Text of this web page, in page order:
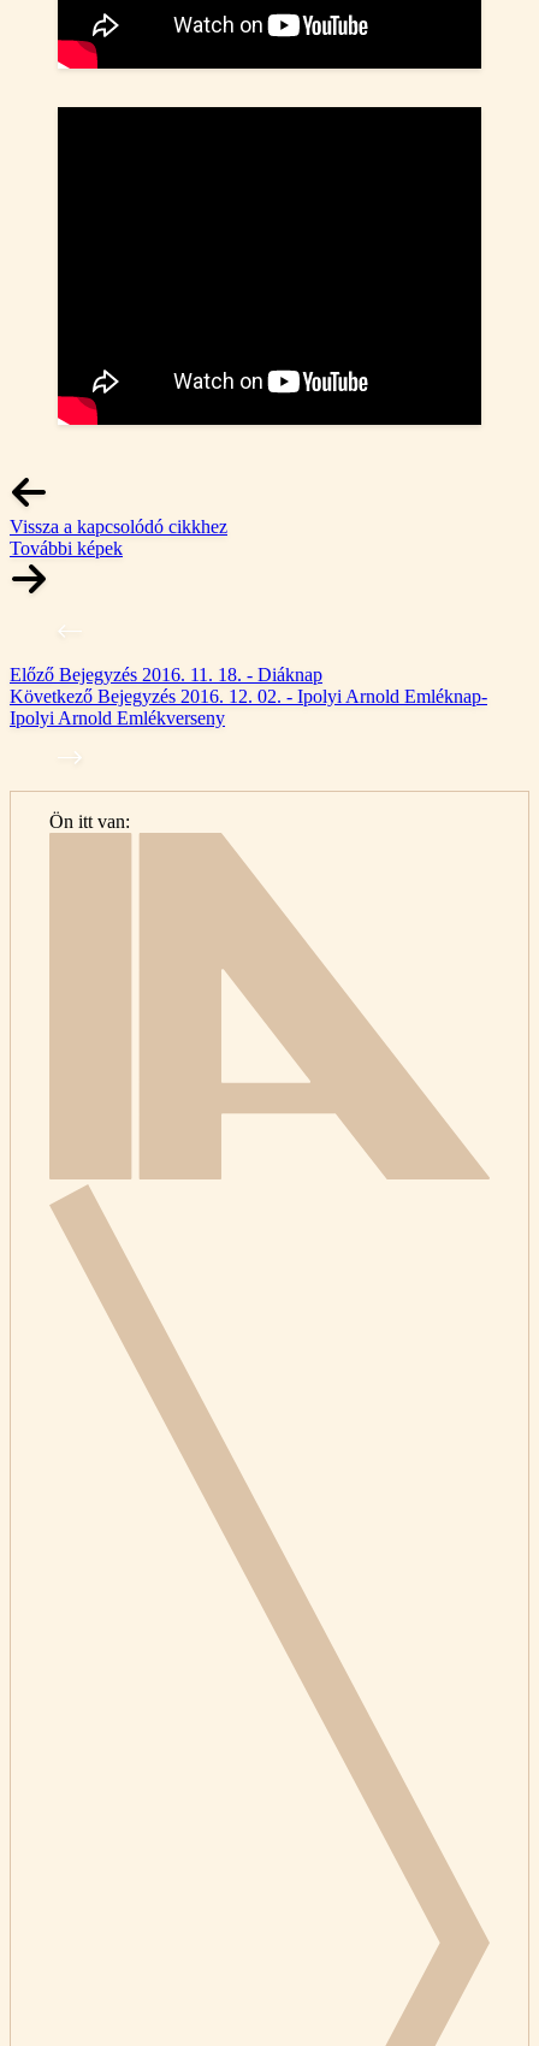
Vissza a kapcsolódó cikkhez
További képek
Előző Bejegyzés 2016. 11. 18. - Diáknap
Következő Bejegyzés 2016. 12. 02. - Ipolyi Arnold Emléknap-
Ipolyi Arnold Emlékverseny
Ön itt van: